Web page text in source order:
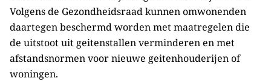
Volgens de Gezondheidsraad kunnen omwonenden
daartegen beschermd worden met maatregelen die
de uitstoot uit geitenstallen verminderen en met
afstandsnormen voor nieuwe geitenhouderijen of
woningen.